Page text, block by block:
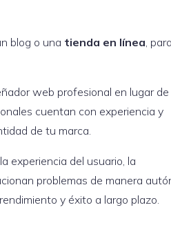
blog o una tienda en línea,
web profesional en lugar de
cuentan con experiencia y
de tu marca.
experiencia del usuario, la
problemas de manera
y éxito a largo plazo.